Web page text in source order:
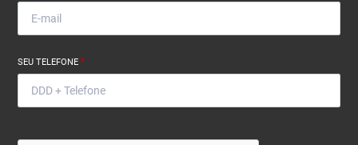
SEU TELEFONE*